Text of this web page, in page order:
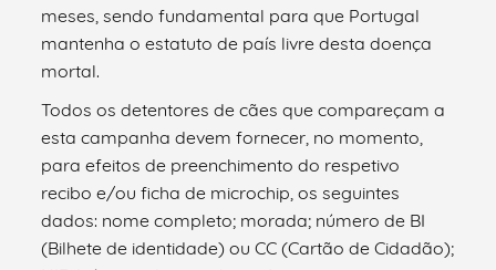
meses, sendo fundamental para que Portugal
mantenha o estatuto de país livre desta doença
mortal.
Todos os detentores de cães que compareçam a
esta campanha devem fornecer, no momento,
para efeitos de preenchimento do respetivo
recibo e/ou ficha de microchip, os seguintes
dados: nome completo; morada; número de BI
(Bilhete de identidade) ou CC (Cartão de Cidadão);